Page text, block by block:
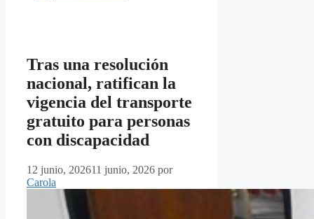
Tras una resolución
nacional, ratifican la
vigencia del transporte
gratuito para personas
con discapacidad
12 junio, 202611 junio, 2026 por
Carola